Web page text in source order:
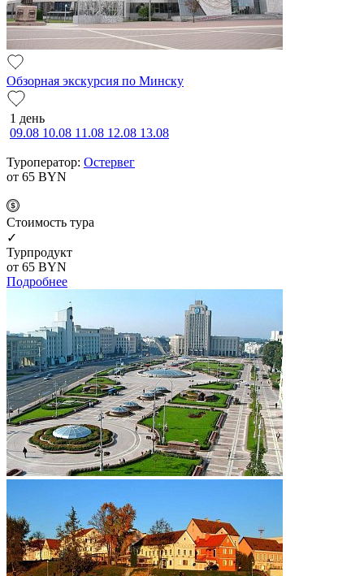
Обзорная экскурсия по Минску
1 день
09.08 10.08 11.08 12.08 13.08
Туроператор: Остервег
от 65 BYN
Cтоимость тура
✓
Турпродукт
от 65 BYN
Подробнее